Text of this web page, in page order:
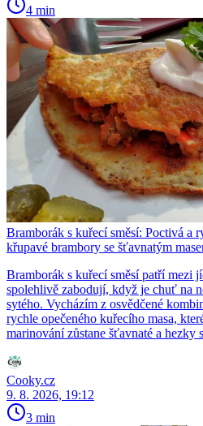
4 min
Bramborák s kuřecí směsí: Poctivá a
křupavé brambory se šťavnatým
Bramborák s kuřecí směsí patří mezi
spolehlivě zabodují, když je chuť na
sytého. Vycházím z osvědčené
rychle opečeného kuřecího masa,
marinování zůstane šťavnaté a hezky
Cooky.cz
9. 8. 2026, 19:12
3 min